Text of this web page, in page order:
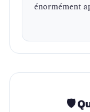
énormément
🛡️